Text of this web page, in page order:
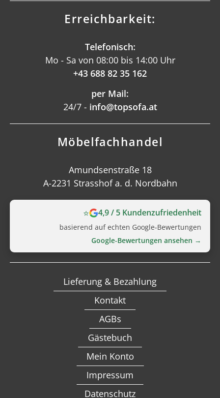
Erreichbarkeit:
Telefonisch:
Mo - Sa von 08:00 bis 14:00 Uhr
+43 688 82 35 162
per Mail:
24/7 - info@topsofa.at
Möbelfachhandel
Amundsenstraße 18
A-2231 Strasshof a. d. Nordbahn
⭐ 4,9 / 5 Kundenzufriedenheit
basierend auf echten Google‑Bewertungen
Google‑Bewertungen ansehen →
Lieferung & Bezahlung
Kontakt
AGBs
Gästebuch
Mein Konto
Impressum
Datenschutz